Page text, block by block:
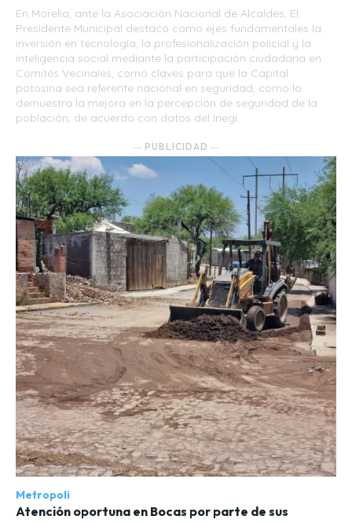
En Morelia, ante la Asociación Nacional de Alcaldes, El
Presidente Municipal destacó como ejes fundamentales la
inversión en tecnología, la profesionalización policial y la
inteligencia social mediante la participación ciudadana en
Comités Vecinales, como claves para que la Capital
potosina sea referente nacional en seguridad, como lo
demuestra la mejora en la percepción de seguridad de la
población, de acuerdo con datos del Inegi.
― PUBLICIDAD ―
Metropoli
Atención oportuna en Bocas por parte de sus